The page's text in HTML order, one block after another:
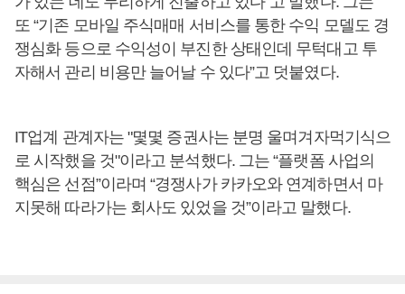
또 “기존 모바일 주식매매 서비스를 통한 수익 모델도 경
쟁심화 등으로 수익성이 부진한 상태인데 무턱대고 투
자해서 관리 비용만 늘어날 수 있다”고 덧붙였다.
IT업계 관계자는 "몇몇 증권사는 분명 울며겨자먹기식으
로 시작했을 것"이라고 분석했다. 그는 “플랫폼 사업의
핵심은 선점”이라며 “경쟁사가 카카오와 연계하면서 마
지못해 따라가는 회사도 있었을 것”이라고 말했다.